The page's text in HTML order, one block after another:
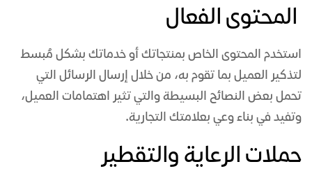
المحتوى الفعال
استخدم المحتوى الخاص بمنتجاتك أو خدماتك بشكل مُبسط
لتذكير العميل بما تقوم به، من خلال إرسال الرسائل التي
تحمل بعض النصائح البسيطة والتي تثير اهتمامات العميل،
وتفيد في بناء وعي بعلامتك التجارية.
حملات الرعاية والتقطير